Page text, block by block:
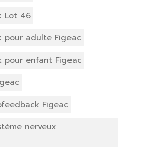
Lot 46
pour adulte Figeac
pour enfant Figeac
Figeac
nerveux